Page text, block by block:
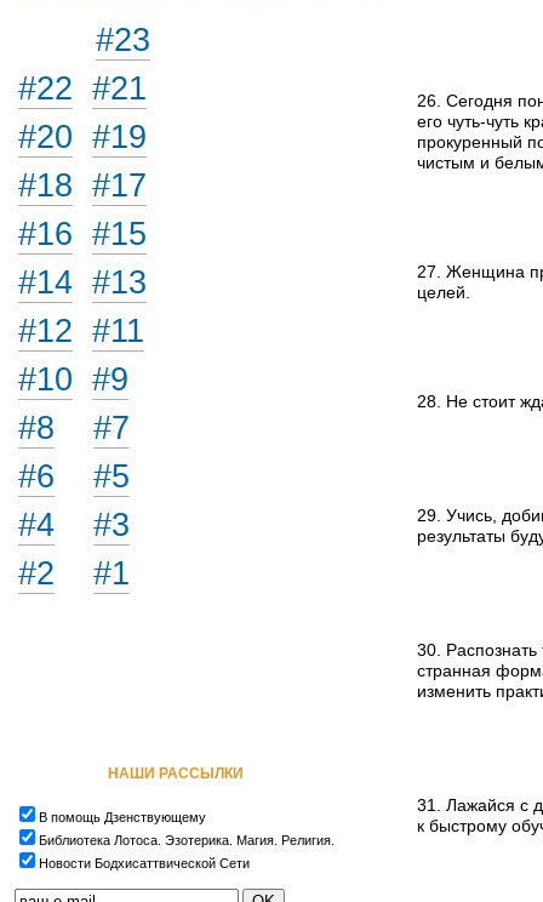
#23
#22 #21
#20 #19
#18 #17
#16 #15
#14 #13
#12 #11
#10 #9
#8
#7
#6
#5
#4
#3
#2
#1
НАШИ РАССЫЛКИ
В помощь Дзенствующему
Библиотека Лотоса. Эзотерика. Магия. Религия.
Новости Бодхисаттвической Сети
26. Сегодня
его чуть-чуть
прокуренный
чистым и
27. Женщина
целей.
28. Не стоит
29. Учись,
результаты
30.
странная
изменить
31. Лажайся с
к быстрому